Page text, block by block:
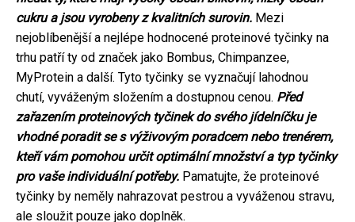
cukru a jsou vyrobeny z kvalitních surovin. Mezi
nejoblíbenější a nejlépe hodnocené proteinové tyčinky na
trhu patří ty od značek jako Bombus, Chimpanzee,
MyProtein a další. Tyto tyčinky se vyznačují lahodnou
chutí, vyváženým složením a dostupnou cenou. Před
zařazením proteinových tyčinek do svého jídelníčku je
vhodné poradit se s výživovým poradcem nebo trenérem,
kteří vám pomohou určit optimální množství a typ tyčinky
pro vaše individuální potřeby. Pamatujte, že proteinové
tyčinky by neměly nahrazovat pestrou a vyváženou stravu,
ale sloužit pouze jako doplněk.